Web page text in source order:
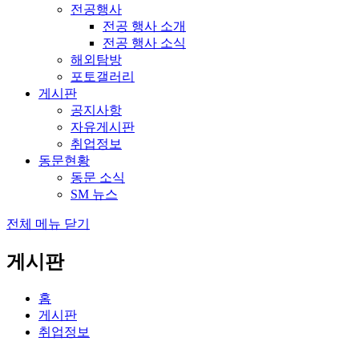
전공행사
전공 행사 소개
전공 행사 소식
해외탐방
포토갤러리
게시판
공지사항
자유게시판
취업정보
동문현황
동문 소식
SM 뉴스
전체 메뉴 닫기
게시판
홈
게시판
취업정보